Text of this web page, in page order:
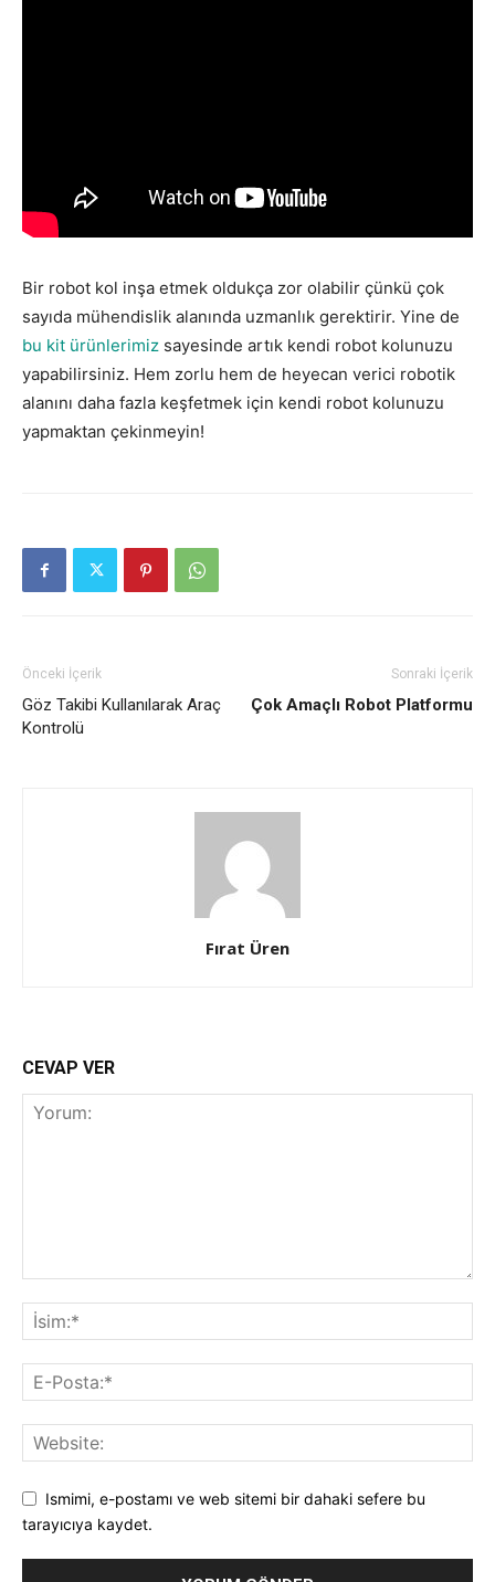
Bir robot kol inşa etmek oldukça zor olabilir çünkü çok
sayıda mühendislik alanında uzmanlık gerektirir. Yine de
bu kit ürünlerimiz sayesinde artık kendi robot kolunuzu
yapabilirsiniz. Hem zorlu hem de heyecan verici robotik
alanını daha fazla keşfetmek için kendi robot kolunuzu
yapmaktan çekinmeyin!
Önceki İçerik
Göz Takibi Kullanılarak Araç
Kontrolü
Sonraki İçerik
Çok Amaçlı Robot Platformu
Fırat Üren
CEVAP VER
Ismimi, e-postamı ve web sitemi bir dahaki sefere bu
tarayıcıya kaydet.